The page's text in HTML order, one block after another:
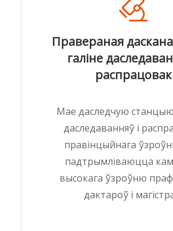
Правераная
галіне
распрацовак
Мае даследчую станцыю
даследаванняў і
правінцыйнага
падтрымліваюцца
высокага ўзроўню
дактароў і